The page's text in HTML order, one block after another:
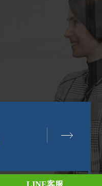
LINE客服